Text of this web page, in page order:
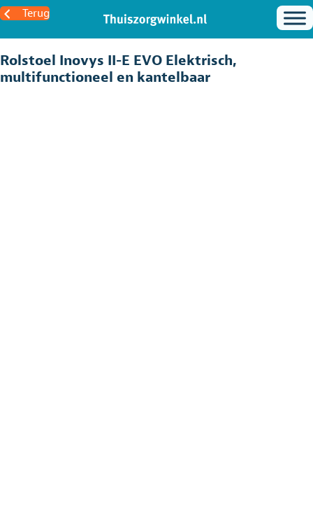
Terug
Rolstoel Inovys II-E EVO Elektrisch,
multifunctioneel en kantelbaar